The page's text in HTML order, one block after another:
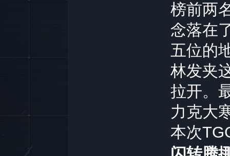
榜前两
念落在
五位的
林发夹
拉开。
力克大
本次